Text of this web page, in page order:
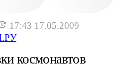
17:43 17.05.2009
космонавтов